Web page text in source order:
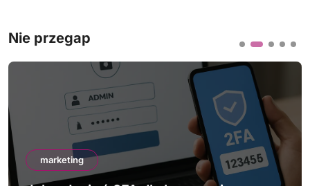
Nie przegap
marketing